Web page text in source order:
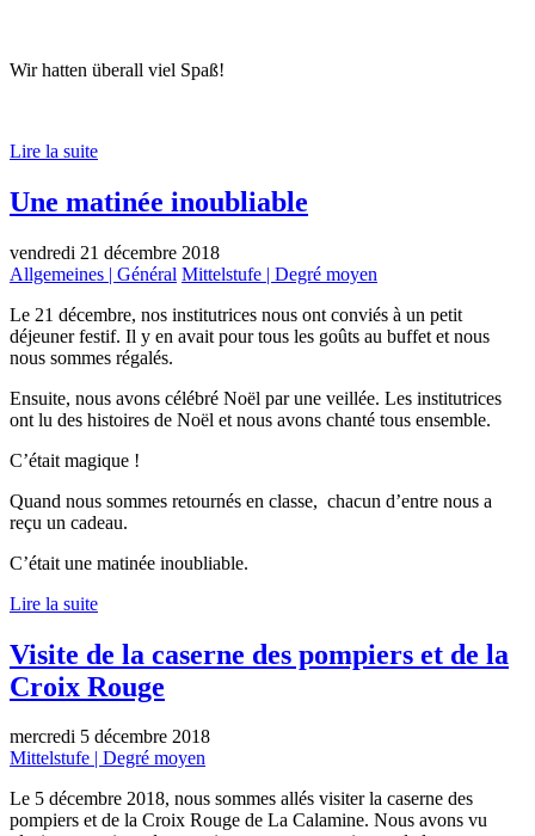
Wir hatten überall viel Spaß!
Lire la suite
Une matinée inoubliable
vendredi 21 décembre 2018
Allgemeines | Général Mittelstufe | Degré moyen
Le 21 décembre, nos institutrices nous ont conviés à un petit
déjeuner festif. Il y en avait pour tous les goûts au buffet et nous
nous sommes régalés.
Ensuite, nous avons célébré Noël par une veillée. Les institutrices
ont lu des histoires de Noël et nous avons chanté tous ensemble.
C’était magique !
Quand nous sommes retournés en classe, chacun d’entre nous a
reçu un cadeau.
C’était une matinée inoubliable.
Lire la suite
Visite de la caserne des pompiers et de la
Croix Rouge
mercredi 5 décembre 2018
Mittelstufe | Degré moyen
Le 5 décembre 2018, nous sommes allés visiter la caserne des
pompiers et de la Croix Rouge de La Calamine. Nous avons vu